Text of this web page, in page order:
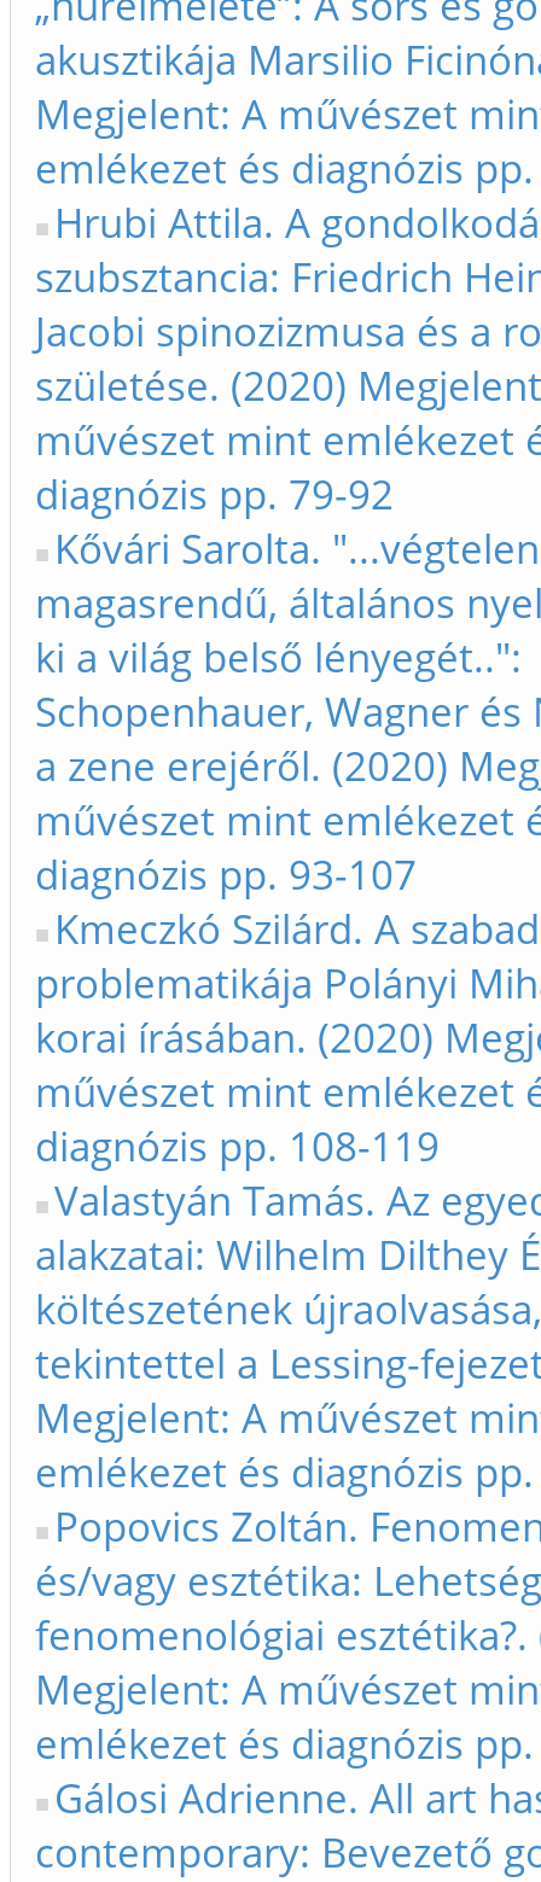
akusztikája Marsilio
Megjelent: A művészet
emlékezet és diagnózis
Hrubi Attila. A
szubsztancia: Friedrich
Jacobi spinozizmusa és a
születése. (2020)
művészet mint emlékezet
diagnózis pp. 79-92
Kővári Sarolta.
magasrendű, általános
ki a világ belső lényegét..":
Schopenhauer, Wagner és
a zene erejéről. (2020)
művészet mint emlékezet
diagnózis pp. 93-107
Kmeczkó Szilárd. A
problematikája Polányi
korai írásában. (2020)
művészet mint emlékezet
diagnózis pp. 108-119
Valastyán Tamás. Az
alakzatai: Wilhelm Dilthey
költészetének
tekintettel a Lessing-
Megjelent: A művészet
emlékezet és diagnózis
Popovics Zoltán.
és/vagy esztétika:
fenomenológiai esztétika?.
Megjelent: A művészet
emlékezet és diagnózis
Gálosi Adrienne. All art
contemporary: Bevezető